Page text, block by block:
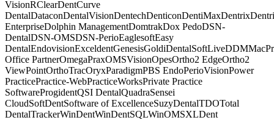
VisionRClearDentCurve
DentalDataconDentalVisionDentechDenticonDentiMaxDentrix
EnterpriseDolphin ManagementDomtrakDox PedoDSN-
DentalDSN-OMSDSN-PerioEaglesoftEasy
DentalEndovisionExceldentGenesisGoldiDentalSoftLiveDDM
Office PartnerOmegaPraxOMSVisionOpesOrtho2 EdgeOrtho2
ViewPointOrthoTracOryxParadigmPBS EndoPerioVisionPower
PracticePractice-WebPracticeWorksPrivate Practice
SoftwareProgidentQSI DentalQuadraSensei
CloudSoftDentSoftware of ExcellenceSuzyDentalTDOTotal
DentalTrackerWinDentWinDentSQLWinOMSXLDent